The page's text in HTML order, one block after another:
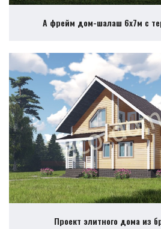
А фрейм дом-шалаш 6х7м с
Проект элитного дома из